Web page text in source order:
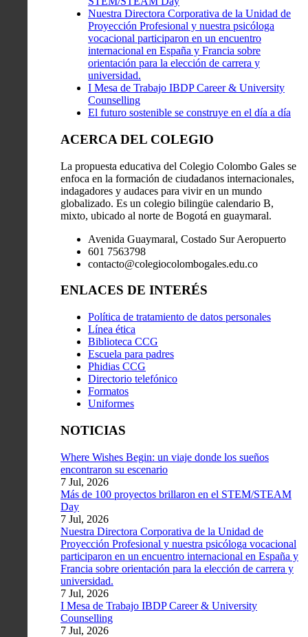
Nuestra Directora Corporativa de la Unidad de
Proyección Profesional y nuestra psicóloga
vocacional participaron en un encuentro
internacional en España y Francia sobre
orientación para la elección de carrera y
universidad.
I Mesa de Trabajo IBDP Career & University
Counselling
El futuro sostenible se construye en el día a día
ACERCA DEL COLEGIO
La propuesta educativa del Colegio Colombo Gales se
enfoca en la formación de ciudadanos internacionales,
indagadores y audaces para vivir en un mundo
globalizado. Es un colegio bilingüe calendario B,
mixto, ubicado al norte de Bogotá en guaymaral.
Avenida Guaymaral, Costado Sur Aeropuerto
601 7563798
contacto@colegiocolombogales.edu.co
ENLACES DE INTERÉS
Política de tratamiento de datos personales
Línea ética
Biblioteca CCG
Escuela para padres
Phidias CCG
Directorio telefónico
Formatos
Uniformes
NOTICIAS
Where Wishes Begin: un viaje donde los sueños
encontraron su escenario
7 Jul, 2026
Más de 100 proyectos brillaron en el STEM/STEAM
Day
7 Jul, 2026
Nuestra Directora Corporativa de la Unidad de
Proyección Profesional y nuestra psicóloga vocacional
participaron en un encuentro internacional en España y
Francia sobre orientación para la elección de carrera y
universidad.
7 Jul, 2026
I Mesa de Trabajo IBDP Career & University
Counselling
7 Jul, 2026